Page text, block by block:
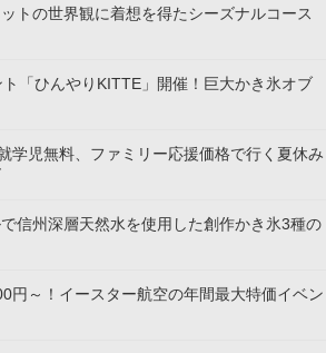
トの世界観に着想を得たシーズナルコース
「ひんやりKITTE」開催！巨大かき氷オブ
学児無料、ファミリー応援価格で行く夏休み
信州深層天然水を使用した創作かき氷3種の
円～！イースター航空の年間最大特価イベン